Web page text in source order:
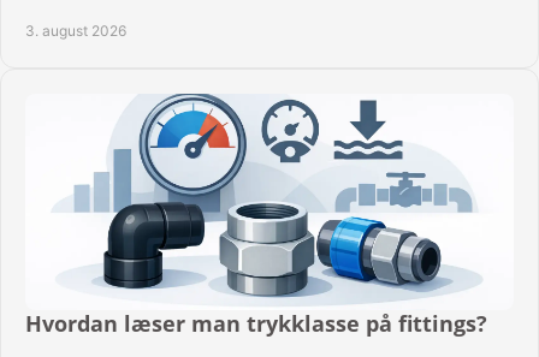
3. august 2026
Hvordan læser man trykklasse på fittings?